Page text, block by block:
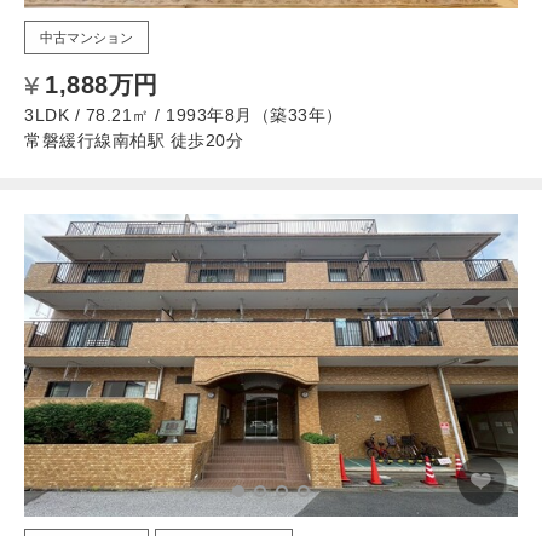
中古マンション
1,888万円
3LDK / 78.21㎡ / 1993年8月（築33年）
常磐緩行線南柏駅 徒歩20分